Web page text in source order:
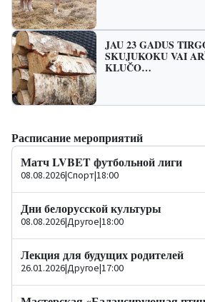
JAU 23 GADUS
SKUJUKOKU VAI
KLUČO…
Расписание мероприятий
Матч LVBET футбольной лиги
08.08.2026|Спорт|18:00
Дни белорусской культуры
08.08.2026|Другое|18:00
Лекция для будущих родителей
26.01.2026|Другое|17:00